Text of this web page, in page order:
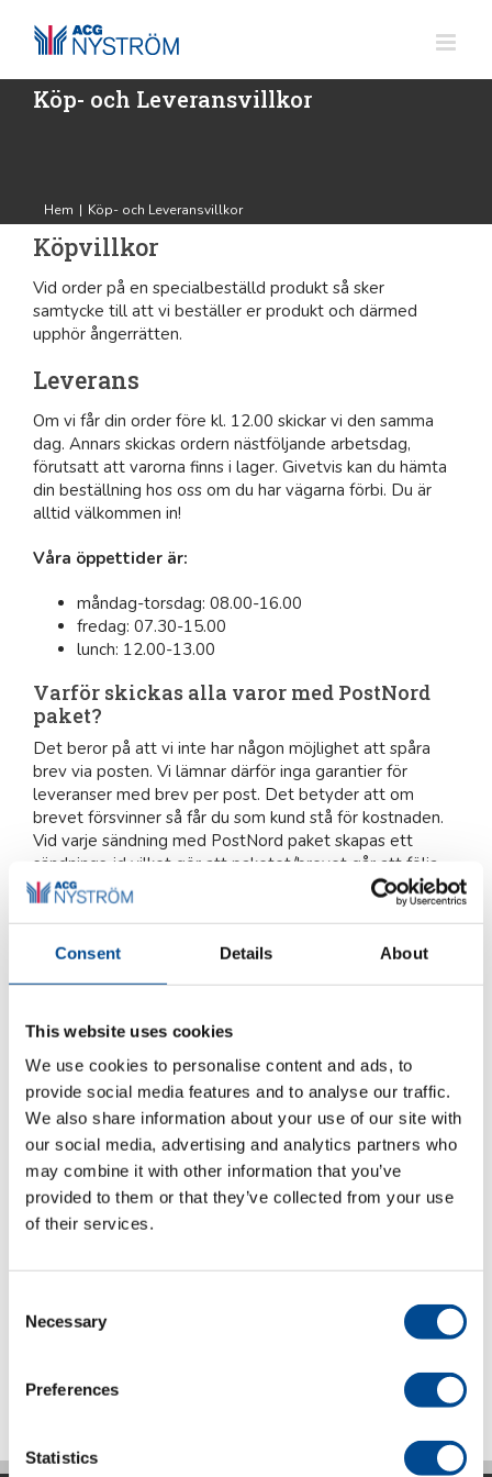
Consent Details About
This website uses cookies
We use cookies to personalise content and ads, to
provide social media features and to analyse our traffic.
We also share information about your use of our site with
our social media, advertising and analytics partners who
may combine it with other information that you’ve
provided to them or that they’ve collected from your use
of their services.
Selection
Necessary
Preferences
Statistics
innehållet
Köp- och Leveransvillkor
Hem | Köp- och Leveransvillkor
Köpvillkor
Vid order på en specialbeställd produkt så sker
samtycke till att vi beställer er produkt och därmed
upphör ångerrätten.
Leverans
Om vi får din order före kl. 12.00 skickar vi den samma
dag. Annars skickas ordern nästföljande arbetsdag,
förutsatt att varorna finns i lager. Givetvis kan du hämta
din beställning hos oss om du har vägarna förbi. Du är
alltid välkommen in!
Våra öppettider är:
måndag-torsdag: 08.00-16.00
fredag: 07.30-15.00
lunch: 12.00-13.00
Varför skickas alla varor med PostNord
paket?
Det beror på att vi inte har någon möjlighet att spåra
brev via posten. Vi lämnar därför inga garantier för
leveranser med brev per post. Det betyder att om
brevet försvinner så får du som kund stå för kostnaden.
Vid varje sändning med PostNord paket skapas ett
sändnings-id vilket gör att paketet/brevet går att följa
hela vägen från oss som leverantör till slutkund.
Fraktkostnad
Vår ordinarie frakt- och expeditionskostnad för weborder
är 105:- + moms inom Sverige. Fraktkostnad till ombud
Fri frakt vid order över 2.500 kr eller vid köp av 25 st
laserply skivor. Gäller EJ direktleveranser från leverantör,
order utanför Sverige, leverans till ombud eller
skrymmande paket.
Vad gör jag vid eventuella
transportskador eller felleverans?
Kontakta oss så hjälper vi dig mer än gärna.
Catrin Elf, tel: 033-17 88 48, eller Daniel Teixeira, tel: